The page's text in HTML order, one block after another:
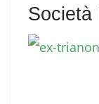
Società